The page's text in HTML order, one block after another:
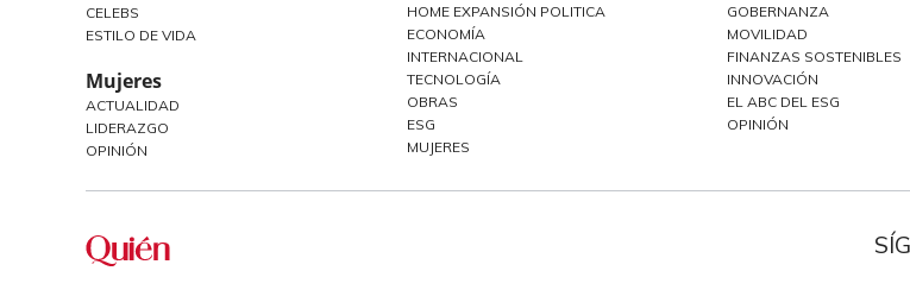
CELEBS
ESTILO DE VIDA
Mujeres
ACTUALIDAD
LIDERAZGO
OPINIÓN
HOME EXPANSIÓN POLITICA
ECONOMÍA
INTERNACIONAL
TECNOLOGÍA
OBRAS
ESG
MUJERES
GOBERNANZA
MOVILIDAD
FINANZAS SOSTENIBLES
INNOVACIÓN
EL ABC DEL ESG
OPINIÓN